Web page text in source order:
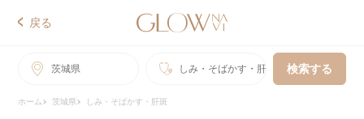
戻る
茨城県 しみ・そばかす・肝斑 検索する
ホーム 茨城県 しみ・そばかす・肝斑